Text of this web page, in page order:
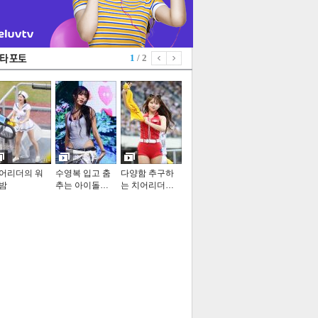
1 / 2
리더의 워
수영복 입고 춤
추는 아이돌…
다양함 추구하
는 치어리더…